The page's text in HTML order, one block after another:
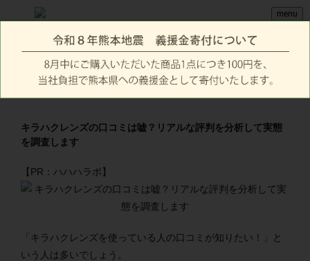
menu
キラハクレンズの口コミは嘘？リアルな評判を分析して実態
を調査します
【PR：ハハハラボ】
「キラハクレンズを使っている人の口コミが知りたい！」と
いう人は多いでしょう。